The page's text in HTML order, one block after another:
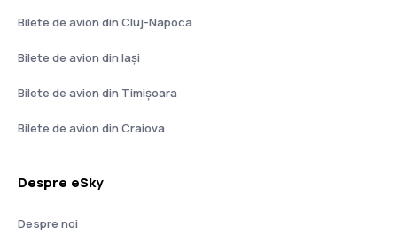
Bilete de avion din Cluj-Napoca
Bilete de avion din Iași
Bilete de avion din Timișoara
Bilete de avion din Craiova
Despre eSky
Despre noi